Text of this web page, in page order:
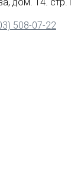
дом. 14. стр.1
508-07-22